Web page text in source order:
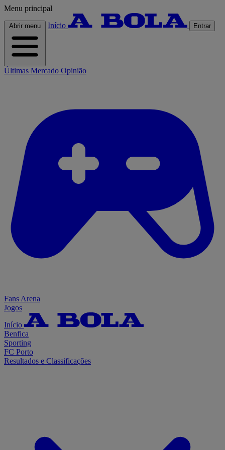
Menu principal
Abrir menu Início Entrar
Últimas Mercado Opinião
Fans Arena
Jogos
Início
Benfica
Sporting
FC Porto
Resultados e Classificações